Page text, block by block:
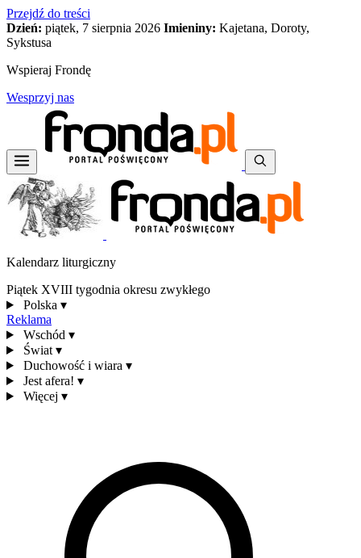
Przejdź do treści
Dzień: piątek, 7 sierpnia 2026 Imieniny: Kajetana, Doroty,
Sykstusa
Wspieraj Frondę
Wesprzyj nas
Kalendarz liturgiczny
Piątek XVIII tygodnia okresu zwykłego
Polska ▾
Reklama
Wschód ▾
Świat ▾
Duchowość i wiara ▾
Jest afera! ▾
Więcej ▾